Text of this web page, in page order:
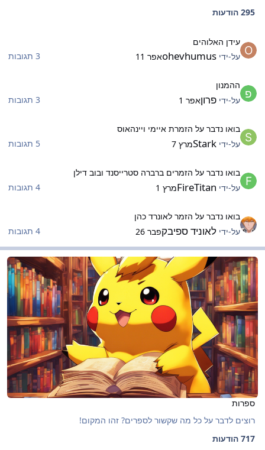
295 הודעות
עידן האלוהים
על-ידי ohevhumusאפר 11
3 תגובות
ההמנון
על-ידי פרוןאפר 1
3 תגובות
בואו נדבר על הזמרת איימי ויינהאוס
על-ידי Starkמרץ 7
5 תגובות
בואו נדבר על הזמרים ברברה סטרייסנד ובוב דילן
על-ידי FireTitanמרץ 1
4 תגובות
בואו נדבר על הזמר לאונרד כהן
על-ידי לאוניד ספיבקפבר 26 4 תגובות
ספרות
ספרות
ספרות
רוצים לדבר על כל מה שקשור לספרים? זהו המקום!
717 הודעות